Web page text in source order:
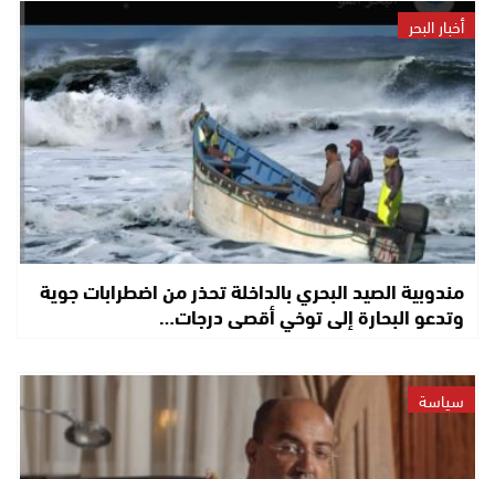
أخبار البحر
مندوبية الصيد البحري بالداخلة تحذر من اضطرابات جوية
وتدعو البحارة إلى توخي أقصى درجات…
سياسة